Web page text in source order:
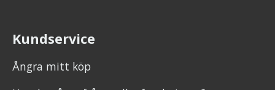
Kundservice
Ångra mitt köp